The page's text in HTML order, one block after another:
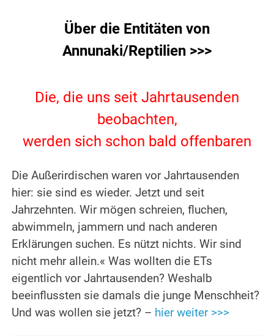
Über die Entitäten von
Annunaki/Reptilien >>>
Die, die uns seit Jahrtausenden
beobachten,
werden sich schon bald offenbaren
Die Außerirdischen waren vor Jahrtausenden
hier: sie sind es wieder. Jetzt und seit
Jahrzehnten. Wir mögen schreien, fluchen,
abwimmeln, jammern und nach anderen
Erklärungen suchen. Es nützt nichts. Wir sind
nicht mehr allein.« Was wollten die ETs
eigentlich vor Jahrtausenden? Weshalb
beeinflussten sie damals die junge Menschheit?
Und was wollen sie jetzt? – hier weiter >>>